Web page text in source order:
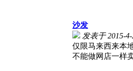
沙发
发表于 2015-
仅限马来西来本
不能做网店一样